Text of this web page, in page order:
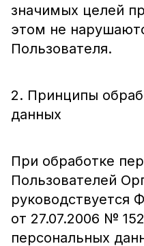
значимых целей
этом не
Пользователя.
2. Принципы
данных
При обработке
Пользователей
руководствуется
от 27.07.2006 №
персональных